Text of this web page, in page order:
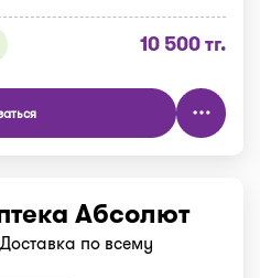
10 500 тг.
Абсолют
по всему